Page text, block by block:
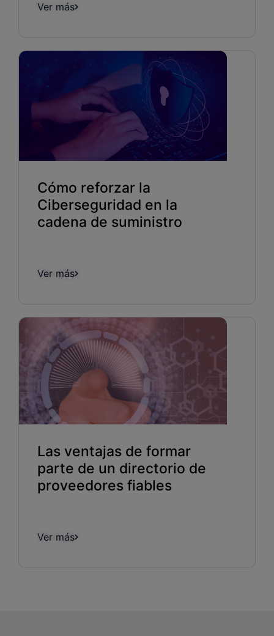
Ver más
Cómo reforzar la
Ciberseguridad en la
cadena de suministro
Ver más
Las ventajas de formar
parte de un directorio de
proveedores fiables
Ver más